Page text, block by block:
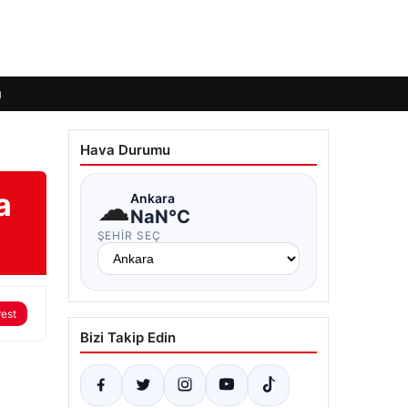
Hava Durumu
☁Ankara
NaN°C
ŞEHIR SEÇ
Bizi Takip Edin